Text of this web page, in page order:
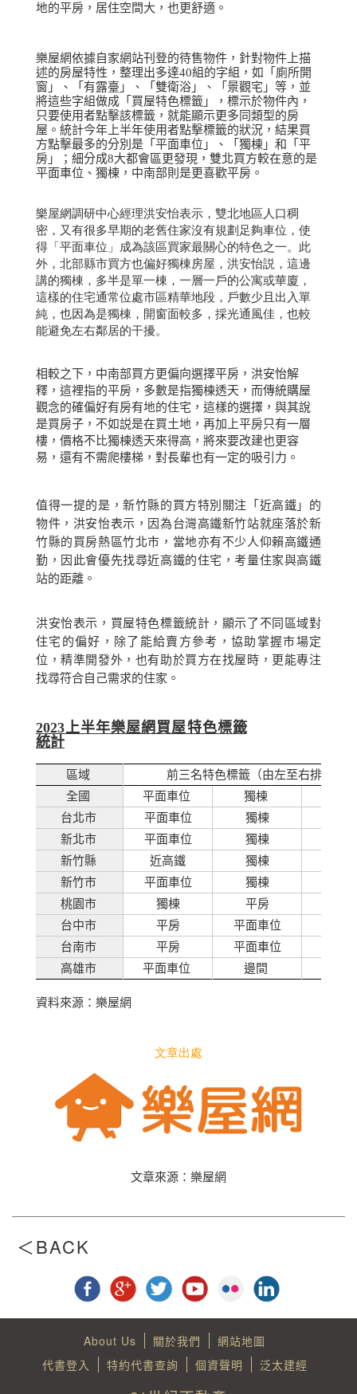
地的平房，居住空間大，也更舒適。
樂屋網依據自家網站刊登的待售物件，針對物件上描
述的房屋特性，整理出多達40組的字組，如「廁所開
窗」、「有露臺」、「雙衛浴」、「景觀宅」等，並
將這些字組做成「買屋特色標籤」，標示於物件內，
只要使用者點擊該標籤，就能顯示更多同類型的房
屋。統計今年上半年使用者點擊標籤的狀況，結果買
方點擊最多的分別是「平面車位」、「獨棟」和「平
房」；細分成8大都會區更發現，雙北買方較在意的是
平面車位、獨棟，中南部則是更喜歡平房。
樂屋網調研中心經理洪安怡表示，雙北地區人口稠
密，又有很多早期的老舊住家沒有規劃足夠車位，使
得「平面車位」成為該區買家最關心的特色之一。此
外，北部縣市買方也偏好獨棟房屋，洪安怡説，這邊
講的獨棟，多半是單一棟，一層一戶的公寓或華廈，
這樣的住宅通常位處市區精華地段，戶數少且出入單
純，也因為是獨棟，開窗面較多，採光通風佳，也較
能避免左右鄰居的干擾。
相較之下，中南部買方更偏向選擇平房，洪安怡解
釋，這裡指的平房，多數是指獨棟透天，而傳統購屋
觀念的確偏好有房有地的住宅，這樣的選擇，與其說
是買房子，不如説是在買土地，再加上平房只有一層
樓，價格不比獨棟透天來得高，將來要改建也更容
易，還有不需爬樓梯，對長輩也有一定的吸引力。
值得一提的是，新竹縣的買方特別關注「近高鐵」的
物件，洪安怡表示，因為台灣高鐵新竹站就座落於新
竹縣的買房熱區竹北市，當地亦有不少人仰賴高鐵通
勤，因此會優先找尋近高鐵的住宅，考量住家與高鐵
站的距離。
洪安怡表示，買屋特色標籤統計，顯示了不同區域對
住宅的偏好，除了能給賣方參考，協助掌握市場定
位，精準開發外，也有助於買方在找屋時，更能專注
找尋符合自己需求的住家。
2023 上半年樂屋網買屋特色標籤
統計
區域
前三名特色標籤（由左至右排序）
全國
平面車位 獨棟
台北市
平面車位 獨棟
新北市
平面車位 獨棟
新竹縣
近高鐵 獨棟
新竹市
平面車位 獨棟
桃園市
獨棟 平房
台中市
平房 平面車位
台南市
平房 平面車位
高雄市
平面車位 邊間
資料來源：樂屋網
文章出處
文章來源：樂屋網
About Us 關於我們
網站地圖
代書登入
特約代書查詢 個資聲明 泛太建經